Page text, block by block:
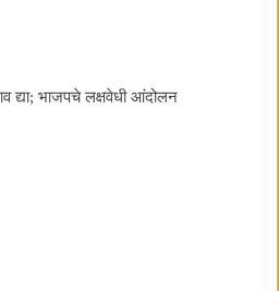
द्या; भाजपचे लक्षवेधी आंदोलन